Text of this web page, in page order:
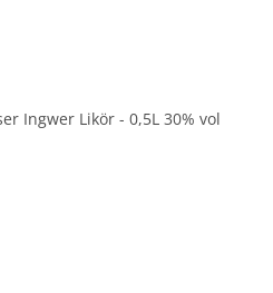
Ingwer Likör - 0,5L 30% vol
Bewertung von 4.9 von 5 Sternen